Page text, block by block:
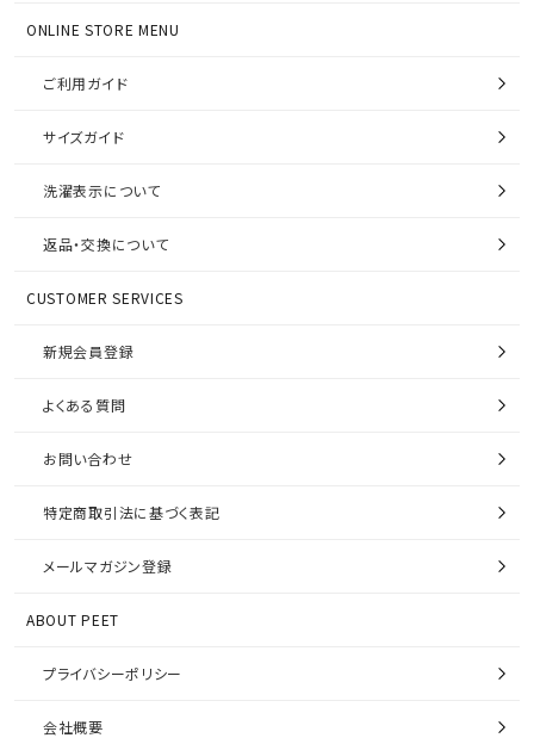
ONLINE STORE MENU
ご利用ガイド
サイズガイド
洗濯表示について
返品・交換について
CUSTOMER SERVICES
新規会員登録
よくある質問
お問い合わせ
特定商取引法に基づく表記
メールマガジン登録
ABOUT PEET
プライバシーポリシー
会社概要